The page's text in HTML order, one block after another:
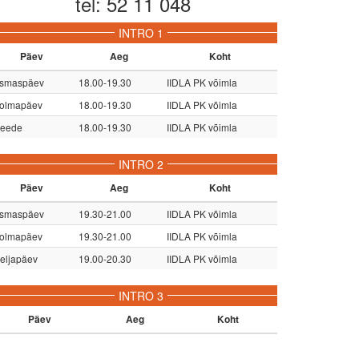
INTRO 1
Päev Aeg Koht
18.00-19.30
IIDLA PK võimla
18.00-19.30
IIDLA PK võimla
18.00-19.30 IIDLA PK võimla
INTRO 2
Päev Aeg Koht
19.30-21.00
IIDLA PK võimla
19.30-21.00
IIDLA PK võimla
19.00-20.30 IIDLA PK võimla
INTRO 3
Päev Aeg Koht